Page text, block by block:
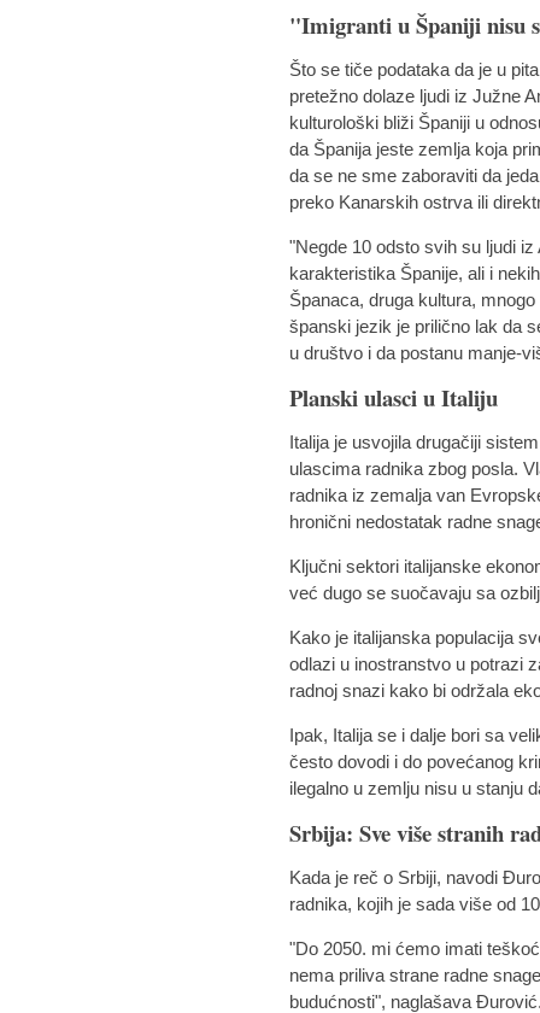
"Imigranti u Španiji nisu
Što se tiče podataka da je u
pretežno dolaze ljudi iz Južne
kulturološki bliži Španiji u
da Španija jeste zemlja koja
da se ne sme zaboraviti da
preko Kanarskih ostrva ili
"Negde 10 odsto svih su ljudi
karakteristika Španije, ali i
Španaca, druga kultura,
španski jezik je prilično lak da
u društvo i da postanu manje-
Planski ulasci u Italiju
Italija je usvojila drugačiji
ulascima radnika zbog posla.
radnika iz zemalja van
hronični nedostatak radne
Ključni sektori italijanske
već dugo se suočavaju sa
Kako je italijanska populacija
odlazi u inostranstvo u potrazi
radnoj snazi kako bi održala
Ipak, Italija se i dalje bori sa
često dovodi i do povećanog
ilegalno u zemlju nisu u stanju
Srbija: Sve više stranih
Kada je reč o Srbiji, navodi
radnika, kojih je sada više od
"Do 2050. mi ćemo imati
nema priliva strane radne
budućnosti", naglašava